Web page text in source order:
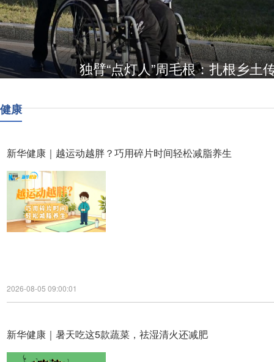
独臂“点灯人”周毛根：扎根乡土
健康
新华健康｜越运动越胖？巧用碎片时间轻松减脂养生
2026-08-05 09:00:01
新华健康｜暑天吃这5款蔬菜，祛湿清火还减肥